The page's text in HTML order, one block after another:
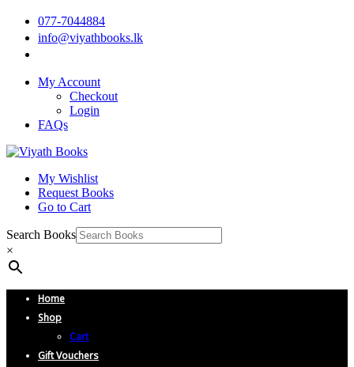
077-7044884
info@viyathbooks.lk
My Account
Checkout
Login
FAQs
My Wishlist
Request Books
Go to Cart
Search Books
×
Home
Shop
Cart
Gift Vouchers